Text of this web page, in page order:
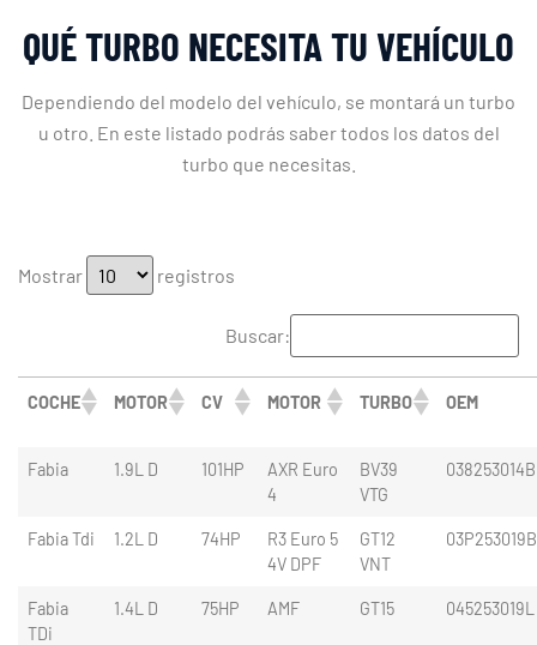
QUÉ TURBO NECESITA TU VEHÍCULO
Dependiendo del modelo del vehículo, se montará un turbo
u otro. En este listado podrás saber todos los datos del
turbo que necesitas.
Mostrar registros
Buscar:
COCHE MOTOR CV MOTOR TURBO OEM
Fabia 1.9L D 101HP
AXR Euro
4
BV39
VTG
038253014B
Fabia Tdi 1.2L D 74HP
R3 Euro 5
4V DPF
GT12
VNT
Fabia
TDi
1.4L D 75HP AMF GT15 045253019L